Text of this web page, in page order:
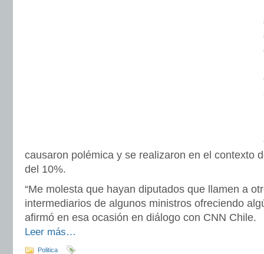
causaron polémica y se realizaron en el contexto
del 10%.
“Me molesta que hayan diputados que llamen a
intermediarios de algunos ministros ofreciendo
afirmó en esa ocasión en diálogo con CNN Chile.
Leer más…
Politica